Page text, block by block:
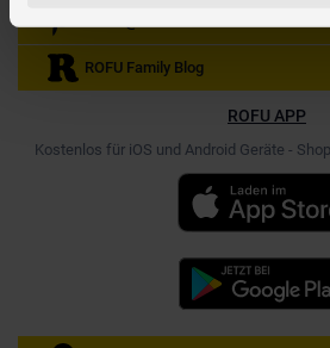
ROFU Family Blog
ROFU APP
Kostenlos für iOS und Android Geräte -